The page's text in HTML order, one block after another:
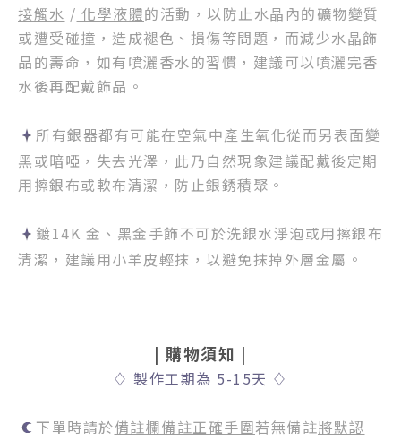
接觸水 / 化學液體的活動，以防止水晶內的礦物變質
或遭受碰撞，造成褪色、損傷等問題，而減少水晶飾
品的壽命，如有噴灑香水的習慣，建議可以噴灑完香
水後再配戴飾品。
所有銀器都有可能在空氣中產生氧化從而另表面變
黑或暗啞，失去光澤，此乃自然現象建議配戴後定期
用擦銀布或軟布清潔，防止銀銹積聚。
鍍14K 金、黑金手飾不可於洗銀水淨泡或用擦銀布
清潔，建議用小羊皮輕抹，以避免抹掉外層金屬。
| 購物須知 |
♢ 製作工期為 5-15天 ♢
下單時請於備註欄備註正確手圍若無備註將默認